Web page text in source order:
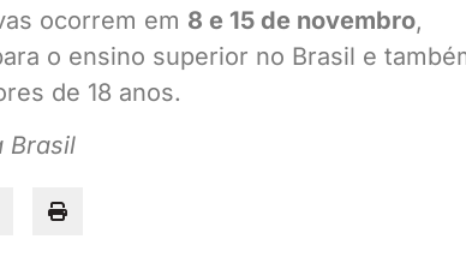
ocorrem em 8 e 15 de novembro,
o ensino superior no Brasil e
de 18 anos.
Brasil